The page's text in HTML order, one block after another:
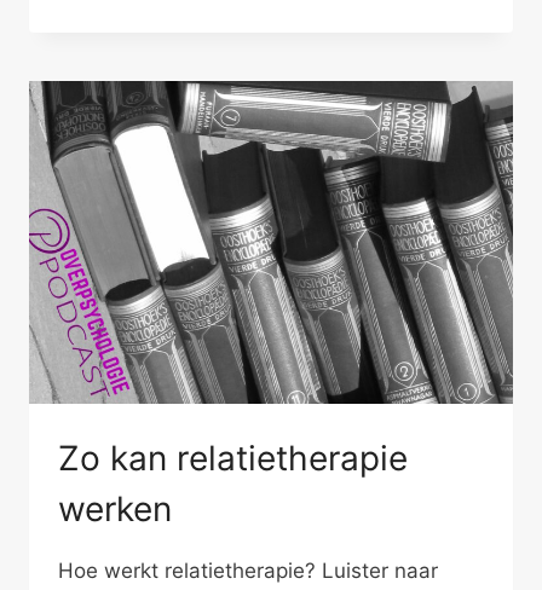
VRAGEN
Zo kan relatietherapie
werken
Hoe werkt relatietherapie? Luister naar